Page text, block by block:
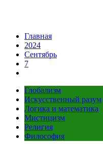
Главная
2024
Сентябрь
7
Глобализм
Искусственный разум
Логика и математика
Мистицизм
Религия
Философия